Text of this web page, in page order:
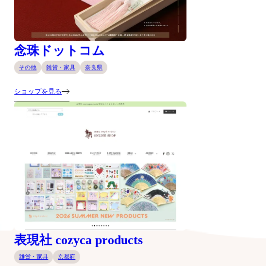
念珠ドットコム
その他 雑貨・家具 奈良県
ショップを見る
表現社 cozyca products
雑貨・家具 京都府